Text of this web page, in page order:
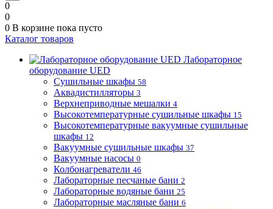
0
0
0 В корзине пока пусто
Каталог товаров
Лабораторное
оборудование UED
Сушильные шкафы 58
Аквадистилляторы 3
Верхнеприводные мешалки 4
Высокотемпературные сушильные шкафы 15
Высокотемпературные вакуумные сушильные
шкафы 12
Вакуумные сушильные шкафы 37
Вакуумные насосы 0
Колбонагреватели 46
Лабораторные песчаные бани 2
Лабораторные водяные бани 25
Лабораторные масляные бани 6